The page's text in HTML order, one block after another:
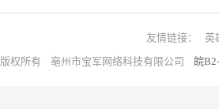
友情链接：
英
版权所有 亳州市宝军网络科技有限公司 皖